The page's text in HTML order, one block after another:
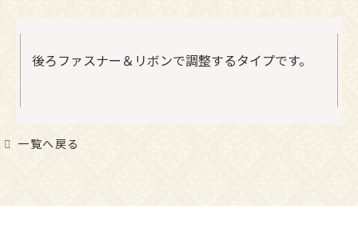
後ろファスナー＆リボンで調整するタイプです。
一覧へ戻る